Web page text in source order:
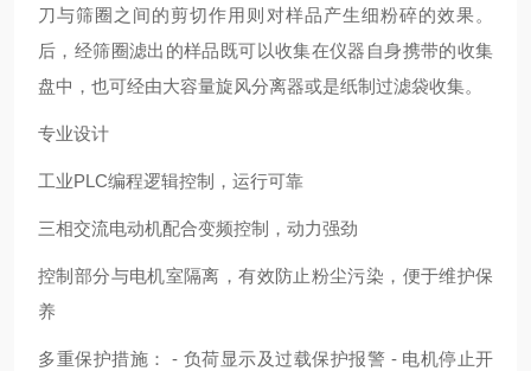
刀与筛圈之间的剪切作用则对样品产生细粉碎的效果。
后，经筛圈滤出的样品既可以收集在仪器自身携带的收集
盘中，也可经由大容量旋风分离器或是纸制过滤袋收集。
专业设计
工业PLC编程逻辑控制，运行可靠
三相交流电动机配合变频控制，动力强劲
控制部分与电机室隔离，有效防止粉尘污染，便于维护保
养
多重保护措施： - 负荷显示及过载保护报警 - 电机停止开